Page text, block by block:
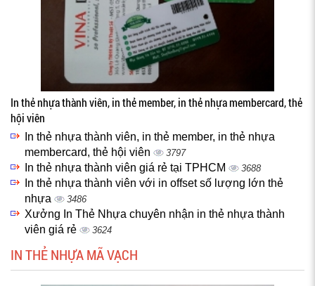
In thẻ nhựa thành viên, in thẻ member, in thẻ nhựa membercard, thẻ
hội viên
In thẻ nhựa thành viên, in thẻ member, in thẻ nhựa
membercard, thẻ hội viên
3797
In thẻ nhựa thành viên giá rẻ tại TPHCM 3688
In thẻ nhựa thành viên với in offset số lượng lớn thẻ
nhựa
3486
Xưởng In Thẻ Nhựa chuyên nhận in thẻ nhựa thành
viên giá rẻ
3624
IN THẺ NHỰA MÃ VẠCH